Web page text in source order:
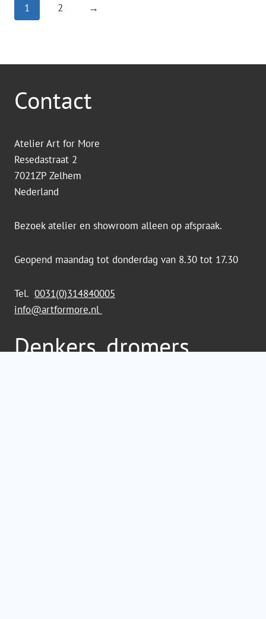
1 2 →
Contact
Atelier Art for More
Resedastraat 2
7021ZP Zelhem
Nederland
Bezoek atelier en showroom alleen op afspraak.
Geopend maandag tot donderdag van 8.30 tot 17.30
Tel. 0031(0)314840005
info@artformore.nl
Denkers, dromers,